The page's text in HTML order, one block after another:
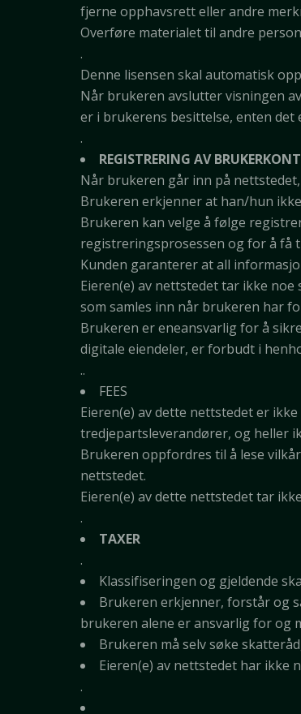
fjerne opphavsrett eller andre
Overføre materialet til andre
.
Denne lisensen skal automatisk
Når brukeren avslutter visningen
er i brukerens besittelse, enten
.
REGISTRERING AV
Når brukeren går inn på
Brukeren erkjenner at han/hun
Brukeren kan velge å følge
registreringsprosessen og for å få
Kunden garanterer at all
Eieren(e) av nettstedet tar ikke
som samles inn når brukeren har
Brukeren er eneansvarlig for å
digitale eiendeler, er forbudt i
..
FEES
Eieren(e) av dette nettstedet er
tredjepartsleverandører, og heller
Brukeren oppfordres til å lese
nettstedet.
Eieren(e) av dette nettstedet tar
.
TAXER
.
Klassifiseringen og gjeldende
Brukeren erkjenner, forstår og
brukeren alene er ansvarlig for og
Brukeren må selv søke
Eieren(e) av nettstedet har ikke
.